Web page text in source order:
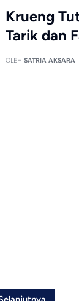
Krueng
Tarik dan
OLEHSATRIA AKSARA